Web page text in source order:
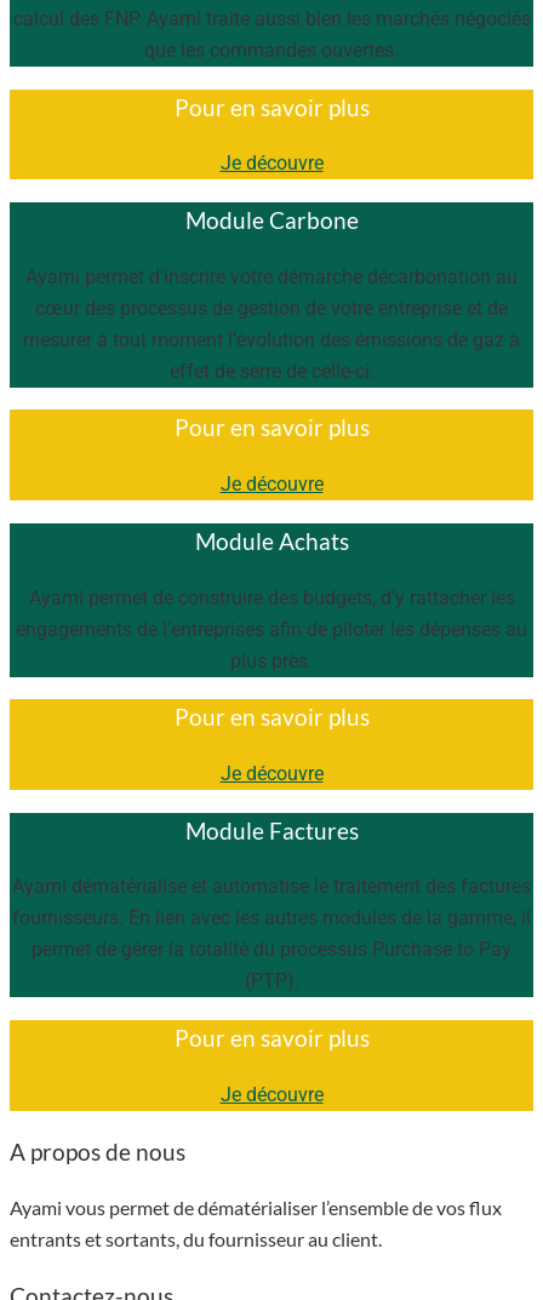
calcul des FNP. Ayami traite aussi bien les marchés négociés
que les commandes ouvertes.
Pour en savoir plus
Je découvre
Module Carbone
Ayami permet d’inscrire votre démarche décarbonation au
cœur des processus de gestion de votre entreprise et de
mesurer à tout moment l’évolution des émissions de gaz à
effet de serre de celle-ci.
Pour en savoir plus
Je découvre
Module Achats
Ayami permet de construire des budgets, d’y rattacher les
engagements de l’entreprises afin de piloter les dépenses au
plus près.
Pour en savoir plus
Je découvre
Module Factures
Ayami dématérialise et automatise le traitement des factures
fournisseurs. En lien avec les autres modules de la gamme, il
permet de gérer la totalité du processus Purchase to Pay
(PTP).
Pour en savoir plus
Je découvre
A propos de nous
Ayami vous permet de dématérialiser l’ensemble de vos flux
entrants et sortants, du fournisseur au client.